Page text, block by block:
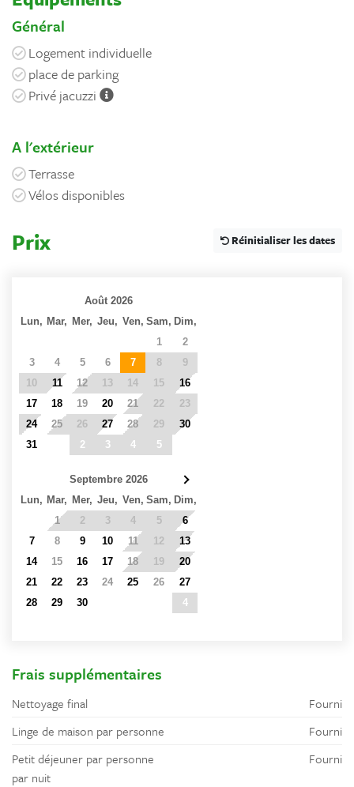
Général
Logement individuelle
place de parking
Privé jacuzzi
A l'extérieur
Terrasse
Vélos disponibles
Prix Réinitialiser les dates
Août 2026
Lun, Mar, Mer, Jeu, Ven, Sam, Dim,
1
2
3
4 5 6 7 8
9
10
11 12 13 14 15
16
17
18 19 20 21 22
23
24
25 26 27 28 29
30
31
2 3 4 5
Septembre 2026
Lun, Mar, Mer, Jeu, Ven, Sam, Dim,
1 2 3 4 5
6
7
8 9 10 11 12
13
14
15 16 17 18 19
20
21
22 23 24 25 26
27
28
29 30
4
Frais supplémentaires
Nettoyage final
Fourni
Linge de maison par personne
Fourni
Petit déjeuner par personne
par nuit
Fourni